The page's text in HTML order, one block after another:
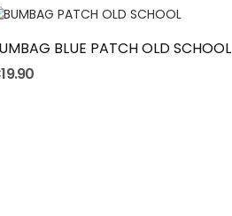
BLUE PATCH OLD SCHOOL